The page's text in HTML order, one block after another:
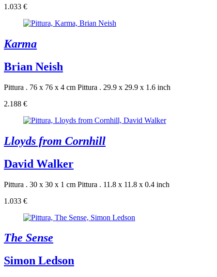
1.033 €
Karma
Brian Neish
Pittura . 76 x 76 x 4 cm Pittura . 29.9 x 29.9 x 1.6 inch
2.188 €
Lloyds from Cornhill
David Walker
Pittura . 30 x 30 x 1 cm Pittura . 11.8 x 11.8 x 0.4 inch
1.033 €
The Sense
Simon Ledson